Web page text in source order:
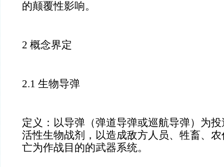
的颠覆性影响。
2 概念界定
2.1 生物导弹
定义：以导弹（弹道导弹或巡航导弹）为
活性生物战剂，以造成敌方人员、牲畜、
亡为作战目的的武器系统。